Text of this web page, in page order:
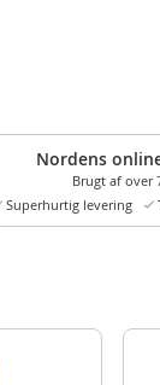
Nordens
Brugt af over
Superhurtig levering